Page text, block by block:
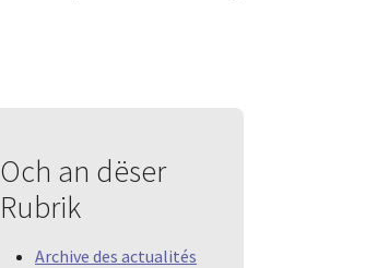
Och an dëser
Rubrik
Archive des actualités